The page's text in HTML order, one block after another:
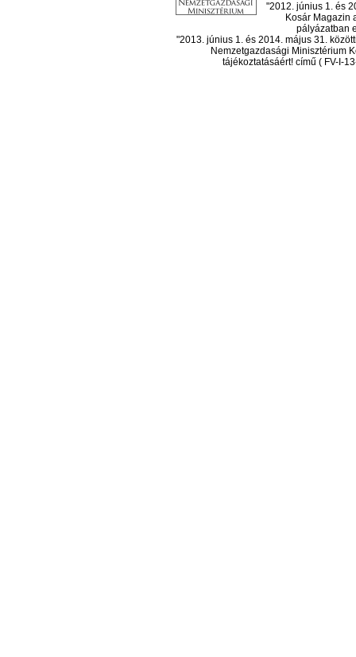
"2012. június 1. és
Kosár Magazin
pályázatban
"2013. június 1. és 2014. május 31.
Nemzetgazdasági Minisztérium
tájékoztatásáért! című ( FV-I-